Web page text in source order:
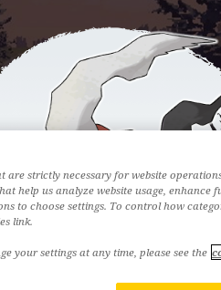
are strictly necessary for website
help us analyze website usage, enhance
to choose settings. To control how
link.
your settings at any time, please see the